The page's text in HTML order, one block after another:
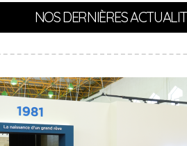
NOS DERNIÈRES